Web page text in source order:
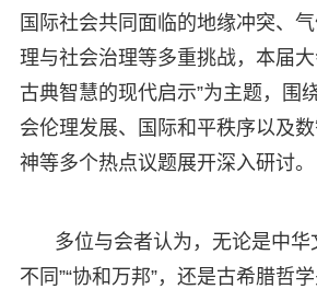
国际社会共同面临的地缘冲突、
理与社会治理等多重挑战，本届大
古典智慧的现代启示”为主题，围
会伦理发展、国际和平秩序以及
神等多个热点议题展开深入研讨。
多位与会者认为，无论是中华
不同”“协和万邦”，还是古希腊哲